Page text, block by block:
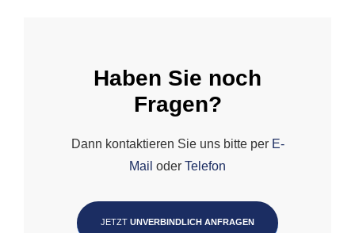
Haben Sie noch
Fragen?
Dann kontaktieren Sie uns bitte per E-
Mail oder Telefon
JETZT UNVERBINDLICH ANFRAGEN